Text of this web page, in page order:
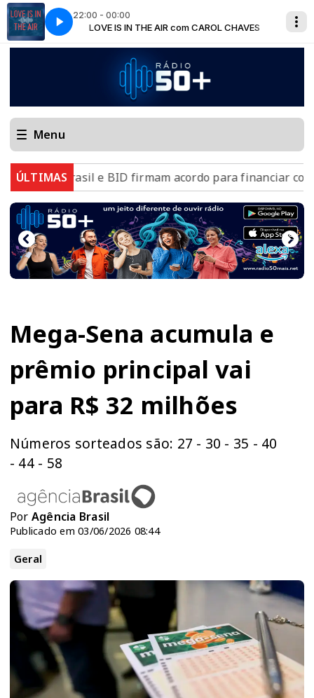
22:00 - 00:00
LOVE IS IN THE AIR com CAROL CHAVES
Menu
ÚLTIMAS
Brasil e BID firmam acordo para financiar combate
Mega-Sena acumula e
prêmio principal vai
para R$ 32 milhões
Números sorteados são: 27 - 30 - 35 - 40
- 44 - 58
Por Agência Brasil
Publicado em 03/06/2026 08:44
Geral